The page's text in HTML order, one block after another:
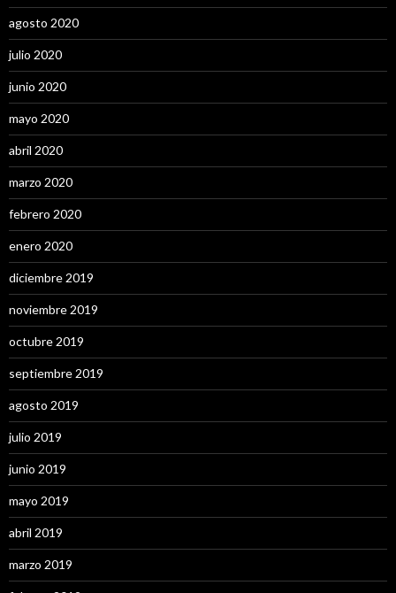
agosto 2020
julio 2020
junio 2020
mayo 2020
abril 2020
marzo 2020
febrero 2020
enero 2020
diciembre 2019
noviembre 2019
octubre 2019
septiembre 2019
agosto 2019
julio 2019
junio 2019
mayo 2019
abril 2019
marzo 2019